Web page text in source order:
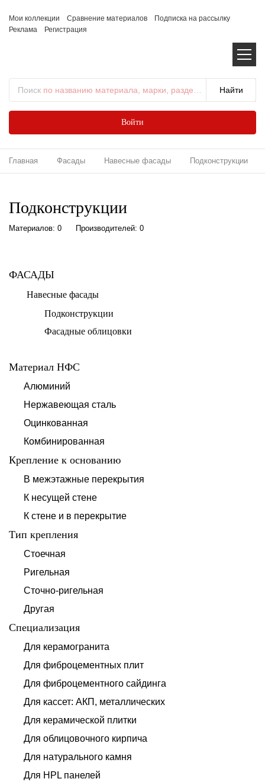
Мои коллекции Сравнение материалов
Подписка на рассылку
Реклама
Регистрация
Поиск по названию материала, марки, раздела...
Войти
Главная Фасады Навесные фасады Подконструкции
Подконструкции
Материалов: 0 Производителей: 0
ФАСАДЫ
Навесные фасады
Подконструкции
Фасадные облицовки
Материал НФС
Алюминий
Нержавеющая сталь
Оцинкованная
Комбинированная
Крепление к основанию
В межэтажные перекрытия
К несущей стене
К стене и в перекрытие
Тип крепления
Стоечная
Ригельная
Сточно-ригельная
Другая
Специализация
Для керамогранита
Для фиброцементных плит
Для фиброцементного сайдинга
Для кассет: АКП, металлических
Для керамической плитки
Для облицовочного кирпича
Для натурального камня
Для HPL панелей